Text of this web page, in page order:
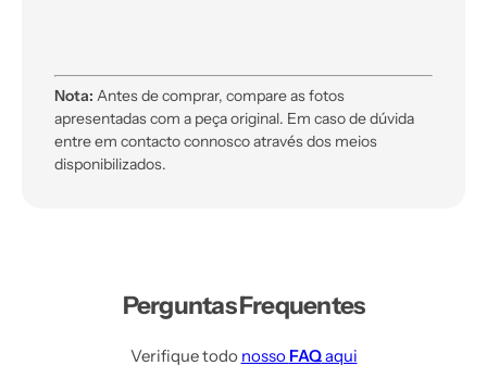
Nota: Antes de comprar, compare as fotos
apresentadas com a peça original. Em caso de dúvida
entre em contacto connosco através dos meios
disponibilizados.
Perguntas Frequentes
Verifique todo nosso FAQaqui